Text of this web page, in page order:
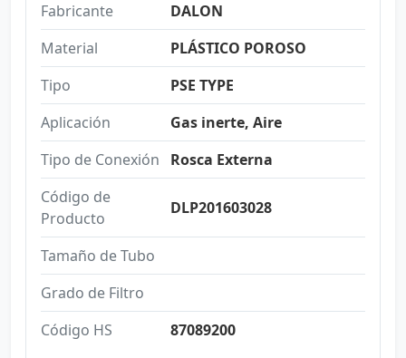
Fabricante
DALON
Material
PLÁSTICO POROSO
Tipo
PSE TYPE
Aplicación
Gas inerte, Aire
Tipo de Conexión
Rosca Externa
Código de
Producto
DLP201603028
Tamaño de Tubo
Grado de Filtro
Código HS
87089200